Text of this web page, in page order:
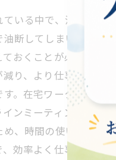
いる中で、注意点を
断してしまい、集中
おくことが必要です
り、より仕事に集中
。在宅ワークの場合
ンミーティングなど
、時間の使い方を誤
効率よく仕事を進め